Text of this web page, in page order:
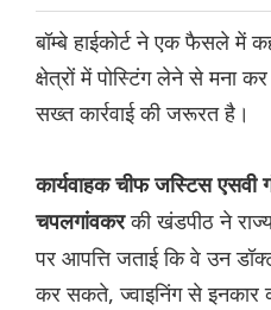
बॉम्बे हाईकोर्ट ने एक फैसले में
क्षेत्रों में पोस्टिंग लेने से मना
सख्त कार्रवाई की जरूरत है।
कार्यवाहक चीफ जस्टिस एसवी
चपलगांवकरकी खंडपीठ ने
पर आपत्ति जताई कि वे उन
कर सकते, ज्वाइनिंग से इनकार